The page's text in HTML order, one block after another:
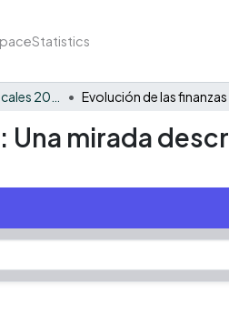
Statistics
mirada